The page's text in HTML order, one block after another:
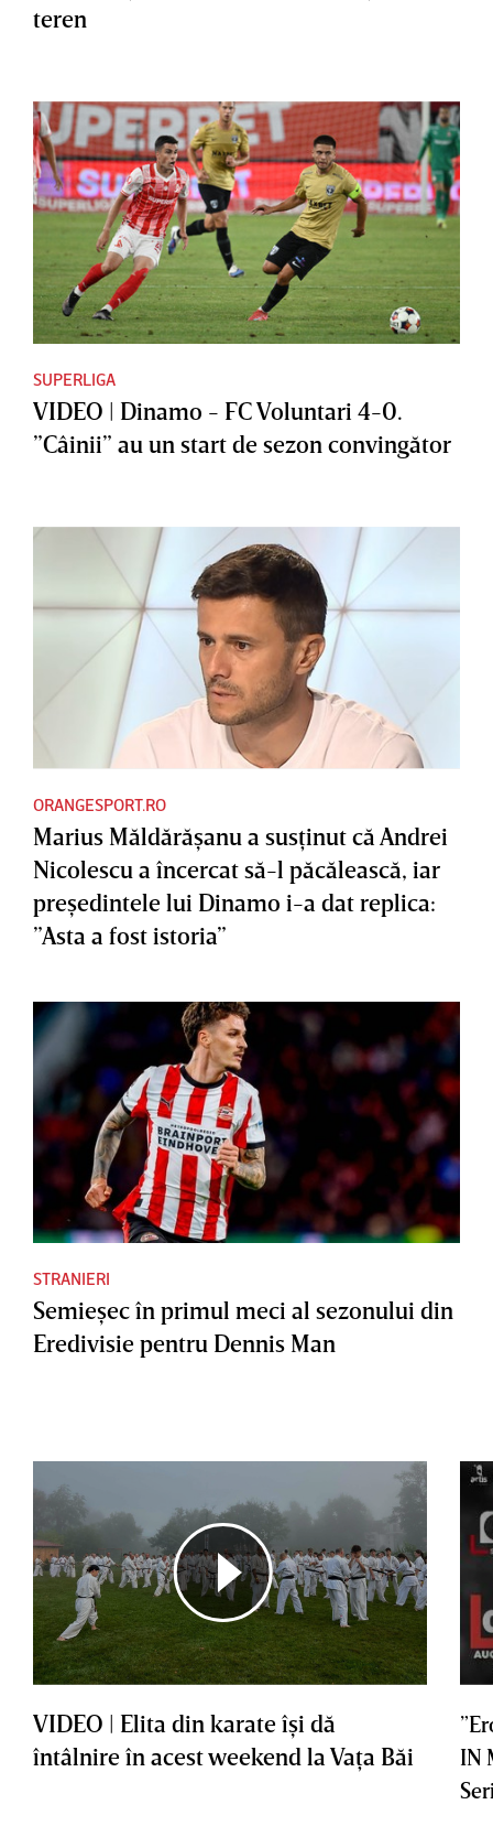
teren
SUPERLIGA
VIDEO | Dinamo - FC Voluntari 4-0.
”Câinii” au un start de sezon convingător
ORANGESPORT.RO
Marius Măldărăşanu a susţinut că Andrei
Nicolescu a încercat să-l păcălească, iar
preşedintele lui Dinamo i-a dat replica:
”Asta a fost istoria”
STRANIERI
Semieşec în primul meci al sezonului din
Eredivisie pentru Dennis Man
VIDEO | Elita din karate îşi dă
întâlnire în acest weekend la Vaţa Băi
IN